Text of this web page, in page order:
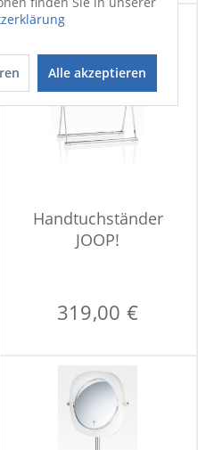
Handtuchständer
JOOP!
319,00 €
Alle akzeptieren